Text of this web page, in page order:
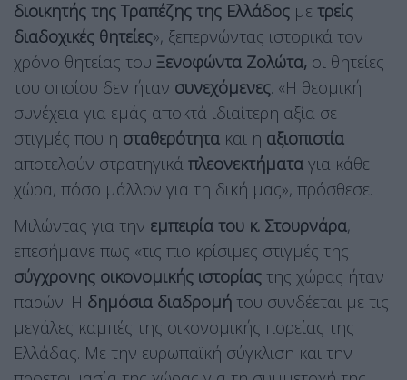
διοικητής της Τραπέζης της Ελλάδος με τρείς
διαδοχικές θητείες», ξεπερνώντας ιστορικά τον
χρόνο θητείας του Ξενοφώντα Ζολώτα, οι θητείες
του οποίου δεν ήταν συνεχόμενες. «Η θεσμική
συνέχεια για εμάς αποκτά ιδιαίτερη αξία σε
στιγμές που η σταθερότητα και η αξιοπιστία
αποτελούν στρατηγικά πλεονεκτήματα για κάθε
χώρα, πόσο μάλλον για τη δική μας», πρόσθεσε.
Μιλώντας για την εμπειρία του κ. Στουρνάρα,
επεσήμανε πως «τις πιο κρίσιμες στιγμές της
σύγχρονης οικονομικής ιστορίας της χώρας ήταν
παρών. Η δημόσια διαδρομή του συνδέεται με τις
μεγάλες καμπές της οικονομικής πορείας της
Ελλάδας. Με την ευρωπαϊκή σύγκλιση και την